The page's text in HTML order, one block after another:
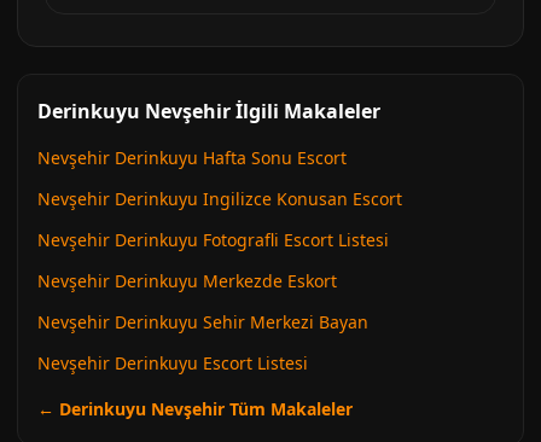
Derinkuyu Nevşehir İlgili Makaleler
Nevşehir Derinkuyu Hafta Sonu Escort
Nevşehir Derinkuyu Ingilizce Konusan Escort
Nevşehir Derinkuyu Fotografli Escort Listesi
Nevşehir Derinkuyu Merkezde Eskort
Nevşehir Derinkuyu Sehir Merkezi Bayan
Nevşehir Derinkuyu Escort Listesi
← Derinkuyu Nevşehir Tüm Makaleler